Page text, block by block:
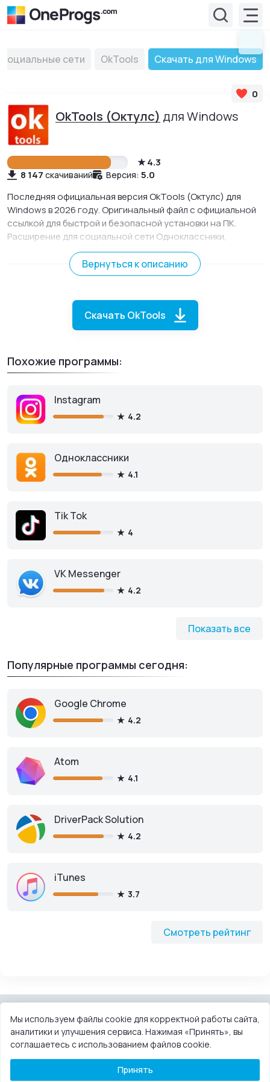
Социальные сети OkTools Скачать для Windows
OkTools (Октулс) для Windows
0
4.3
8 147 скачиваний Версия: 5.0
Последняя официальная версия OkTools (Октулс) для
Windows в 2026 году. Оригинальный файл с официальной
ссылкой для быстрой и безопасной установки на ПК.
Расширение для социальной сети Одноклассники,
доступное во всех популярных браузерах, которое дарит
новые возможности.Вернуться к описанию
Скачать OkTools
Похожие программы:
Показать все
Instagram
4.2
Одноклассники
4.1
Tik Tok
4
VK Messenger
4.2
Популярные программы сегодня:
Смотреть рейтинг
Google Chrome
4.2
Atom
4.1
DriverPack Solution
4.2
iTunes
3.7
OkToolsдля ПК
Скачать для Mozilla Firefox
Скачать для Opera
Скачать бесплатно
КОНТАКТЫ
ПОЛЬЗОВАТЕЛЬСКОЕ СОГЛАШЕНИЕ
ПРАВООБЛАДАТЕЛЯМ
DMCA
Мы используем файлы cookie для корректной работы сайта,
аналитики и улучшения сервиса. Нажимая «Принять», вы
соглашаетесь с использованием файлов cookie.
Принять